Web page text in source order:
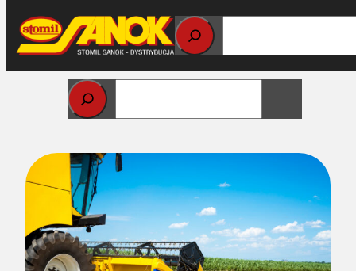
Przejdź
do
treści
Strona główna >
napędowy w kombajnie piszczy, ślizga się lub grzeje?